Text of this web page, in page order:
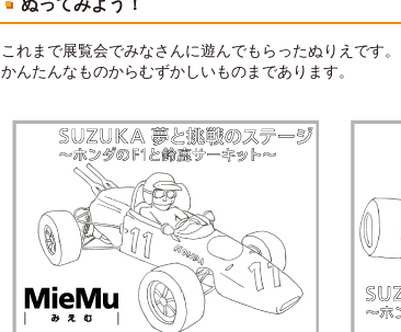
これまで展覧会でみなさんに遊んでもらったぬりえです。
かんたんなものからむずかしいものまであります。